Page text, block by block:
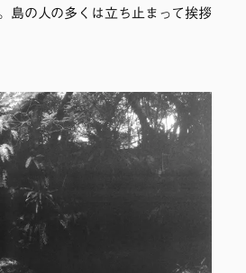
島の人の多くは立ち止まって挨拶